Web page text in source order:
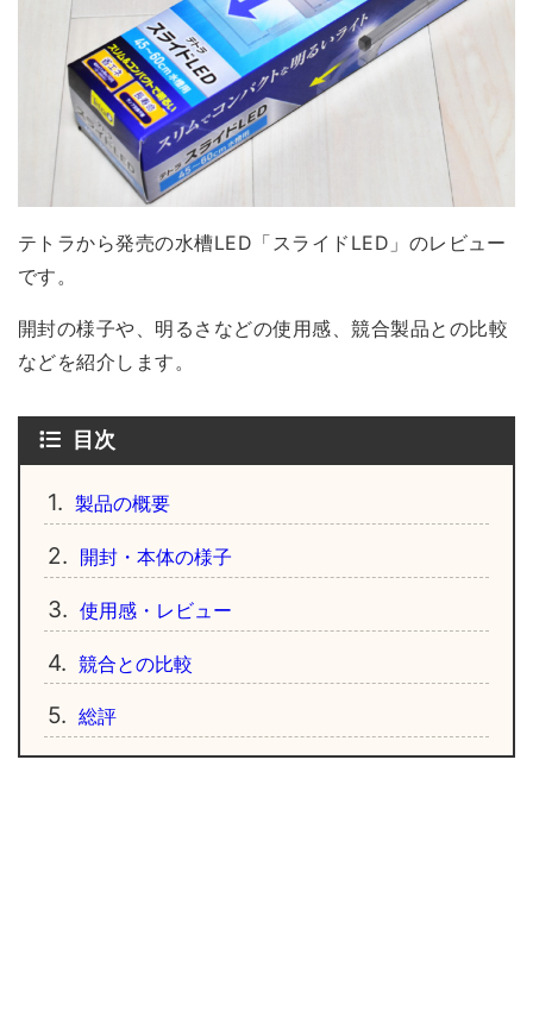
テトラから発売の水槽LED「スライドLED」のレビュー
です。
開封の様子や、明るさなどの使用感、競合製品との比較
などを紹介します。
目次
1. 製品の概要
2. 開封・本体の様子
3. 使用感・レビュー
4. 競合との比較
5. 総評